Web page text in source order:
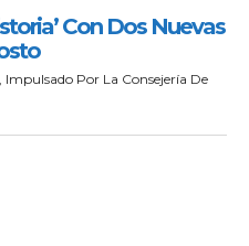
Con Dos Nuevas
Por La Consejería De